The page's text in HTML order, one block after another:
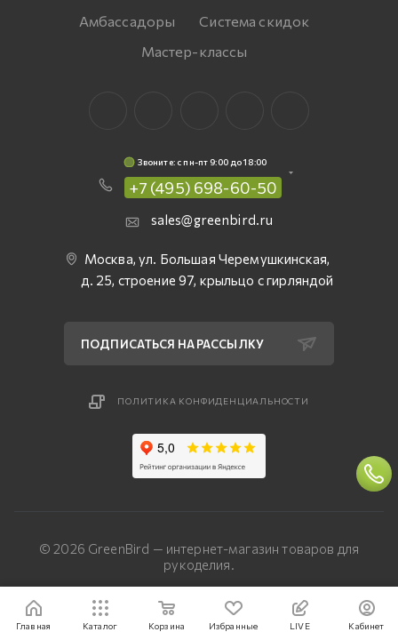
Амбассадоры
Система скидок
Мастер-классы
Звоните: c пн-пт 9:00 до 18:00
+7 (495) 698-60-50
sales@greenbird.ru
Москва, ул. Большая Черемушкинская,
д. 25, строение 97, крыльцо с гирляндой
ПОДПИСАТЬСЯ НА РАССЫЛКУ
ПОЛИТИКА КОНФИДЕНЦИАЛЬНОСТИ
© 2026 GreenBird — интернет-магазин товаров для
рукоделия.
Разработка сайта — «Четвертый Рим»
Главная Каталог Корзина Избранные LIVE Кабинет